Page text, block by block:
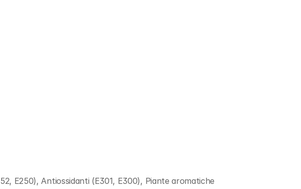
E250), Antiossidanti (E301, E300), Piante aromatiche